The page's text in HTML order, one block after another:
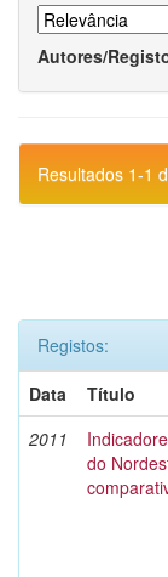
Autores/
Resultados 1-1
Registos:
Data
Título
2011
do